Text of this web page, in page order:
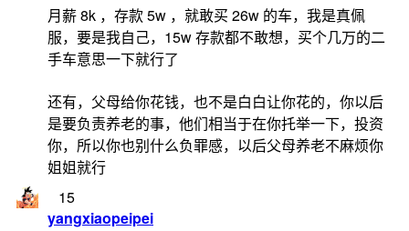
月薪 8k ，存款 5w ，就敢买 26w 的车，我是真佩
服，要是我自己，15w 存款都不敢想，买个几万的二
手车意思一下就行了
还有，父母给你花钱，也不是白白让你花的，你以后
是要负责养老的事，他们相当于在你托举一下，投资
你，所以你也别什么负罪感，以后父母养老不麻烦你
姐姐就行
15
yangxiaopeipei